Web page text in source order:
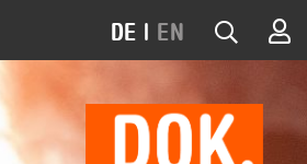
DE | EN